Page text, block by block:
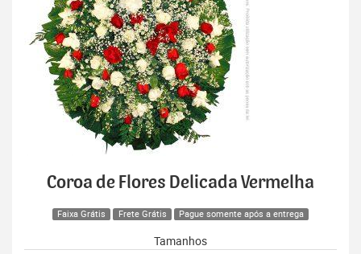
Coroa de Flores Delicada Vermelha
Faixa Grátis Frete Grátis Pague somente após a entrega
Tamanhos